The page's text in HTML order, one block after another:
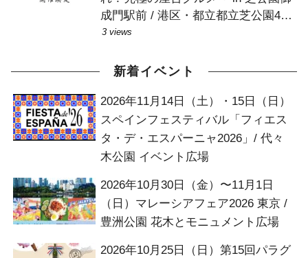
成門駅前 / 港区・都立都立芝公園4号
地広場
3 views
新着イベント
2026年11月14日（土）・15日（日）
スペインフェスティバル「フィエス
タ・デ・エスパーニャ2026」/ 代々
木公園 イベント広場
2026年10月30日（金）〜11月1日
（日）マレーシアフェア2026 東京 /
豊洲公園 花木とモニュメント広場
2026年10月25日（日）第15回パラグ